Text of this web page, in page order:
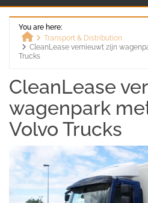
You are here:
Home
Transport & Distribution
CleanLease vernieuwt zijn
Trucks
CleanLease
wagenpark
Volvo Trucks